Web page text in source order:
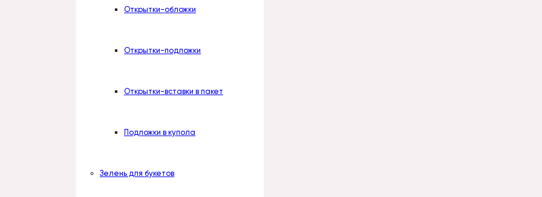
Открытки-обложки
Открытки-подложки
Открытки-вставки в пакет
Подложки в купола
Зелень для букетов